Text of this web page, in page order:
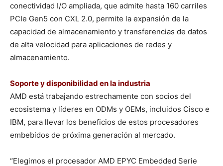
conectividad I/O ampliada, que admite hasta 160 carriles
PCIe Gen5 con CXL 2.0, permite la expansión de la
capacidad de almacenamiento y transferencias de datos
de alta velocidad para aplicaciones de redes y
almacenamiento.
Soporte y disponibilidad en la industria
AMD está trabajando estrechamente con socios del
ecosistema y líderes en ODMs y OEMs, incluidos Cisco e
IBM, para llevar los beneficios de estos procesadores
embebidos de próxima generación al mercado.
“Elegimos el procesador AMD EPYC Embedded Serie